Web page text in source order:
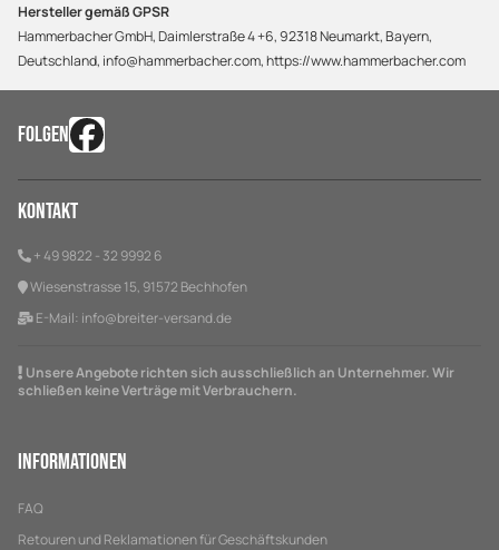
Hersteller gemäß GPSR
Hammerbacher GmbH, Daimlerstraße 4 +6, 92318 Neumarkt, Bayern,
Deutschland, info@hammerbacher.com, https://www.hammerbacher.com
FOLGEN
Kontakt
+ 49 9822 - 32 9992 6
Wiesenstrasse 15, 91572 Bechhofen
E-Mail: info@breiter-versand.de
Unsere Angebote richten sich ausschließlich an Unternehmer. Wir
schließen keine Verträge mit Verbrauchern.
Informationen
FAQ
Retouren und Reklamationen für Geschäftskunden